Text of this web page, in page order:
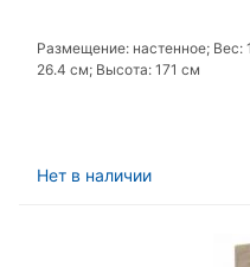
Размещение: настенное; Вес:
26.4 см; Высота: 171 см
Нет в наличии